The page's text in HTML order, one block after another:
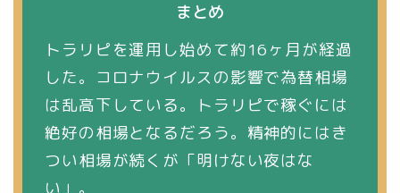
まとめ
トラリピを運用し始めて約16ヶ月が経過
した。コロナウイルスの影響で為替相場
は乱高下している。トラリピで稼ぐには
絶好の相場となるだろう。精神的にはき
つい相場が続くが「明けない夜はな
い」。